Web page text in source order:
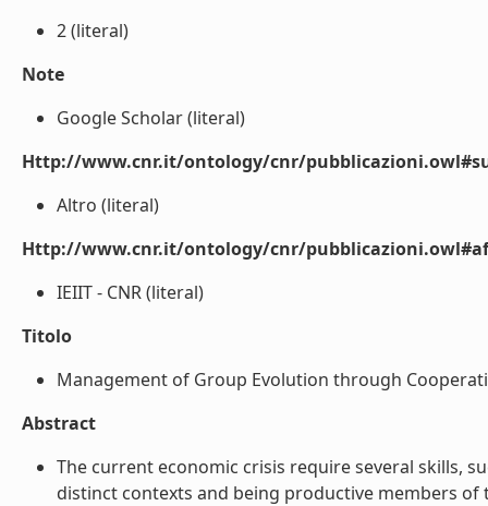
2 (literal)
Note
Google Scholar (literal)
Http://www.cnr.it/ontology/cnr/
Altro (literal)
Http://www.cnr.it/ontology/cnr/
IEIIT - CNR (literal)
Titolo
Management of Group Evolution through
Abstract
The current economic crisis require several skills,
distinct contexts and being productive members